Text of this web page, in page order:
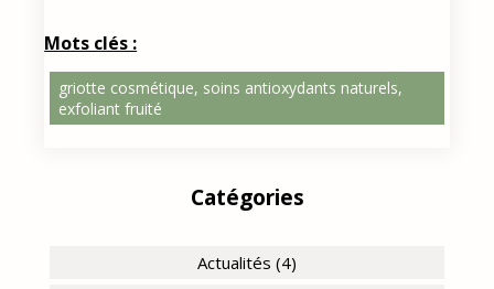
Mots clés :
griotte cosmétique, soins antioxydants naturels,
exfoliant fruité
Catégories
Actualités (4)